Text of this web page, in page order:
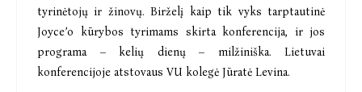
tyrinėtojų ir žinovų. Birželį kaip tik vyks tarptautinė
Joyce’o kūrybos tyrimams skirta konferencija, ir jos
programa – kelių dienų – milžiniška. Lietuvai
konferencijoje atstovaus VU kolegė Jūratė Levina.